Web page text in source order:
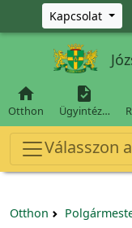
Ugrás a fő tartalomra
Kapcsolat

Otthon

Ügyintéz…
Válasszon
Otthon